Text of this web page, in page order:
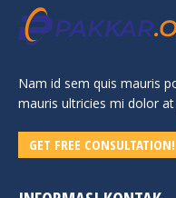
Nam id sem quis mauris
mauris ultricies mi dolor
GET FREE CONSULTATION!